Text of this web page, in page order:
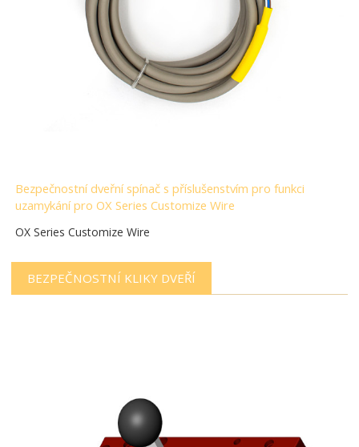
Bezpečnostní dveřní spínač s příslušenstvím pro funkci
uzamykání pro OX Series Customize Wire
OX Series Customize Wire
BEZPEČNOSTNÍ KLIKY DVEŘÍ